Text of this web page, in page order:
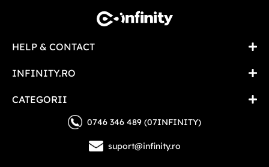
HELP & CONTACT
INFINITY.RO
CATEGORII
0746 346 489 (07INFINITY)
suport@infinity.ro